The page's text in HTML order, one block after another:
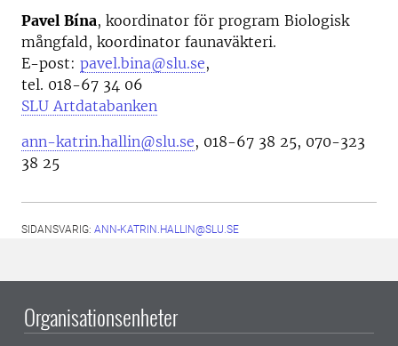
Pavel Bína, koordinator för program Biologisk
mångfald, koordinator faunaväkteri.
E-post: pavel.bina@slu.se,
tel. 018-67 34 06
SLU Artdatabanken
ann-katrin.hallin@slu.se, 018-67 38 25, 070-323
38 25
SIDANSVARIG: ANN-KATRIN.HALLIN@SLU.SE
Organisationsenheter